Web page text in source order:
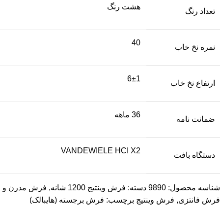
تعداد رنگ
هشت رنگ
نمره نخ خاب
40
ارتفاع نخ خاب
6±1
ضمانت نامه
36 ماهه
دستگاه بافت
VANDEWIELE HCI X2
شناسه محصول: 9890 دسته: فرش وینتیج 1200 شانه , فرش مدرن و
فرش فانتزی, فرش وینتیج برچسب: فرش برجسته (هایبالک)